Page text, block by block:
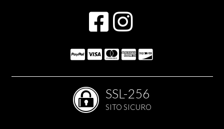
SSL-256
SITO SICURO